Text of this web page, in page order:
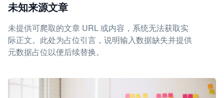
未知来源文章
未提供可爬取的文章 URL 或内容，系统无法获取实
际正文。此处为占位引言，说明输入数据缺失并提供
元数据占位以便后续替换。